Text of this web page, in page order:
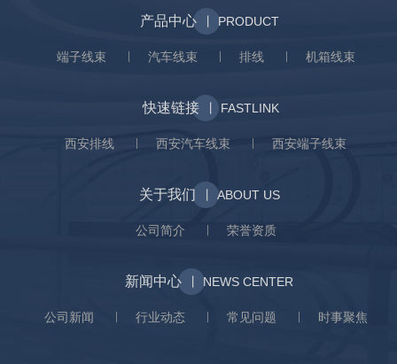
产品中心 丨 PRODUCT
端子线束 汽车线束 排线 机箱线束
快速链接 丨 FASTLINK
西安排线 西安汽车线束 西安端子线束
关于我们 丨 ABOUT US
公司简介 荣誉资质
新闻中心 丨 NEWS CENTER
公司新闻 行业动态 常见问题 时事聚焦